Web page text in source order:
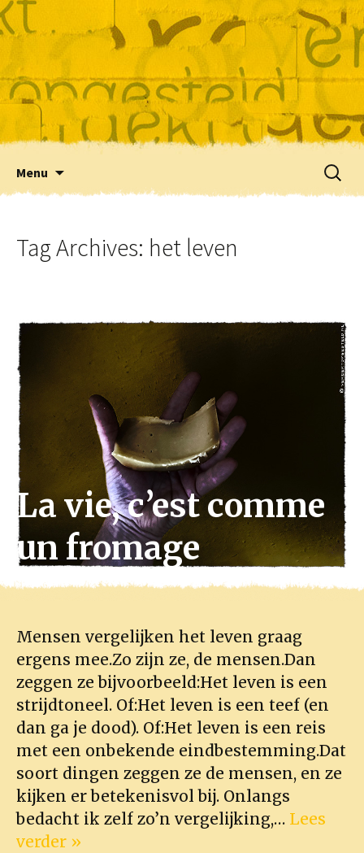
Menu
naar:
Tag Archives: het leven
La vie, c’est comme
un fromage
Mensen vergelijken het leven graag
ergens mee.Zo zijn ze, de mensen.Dan
zeggen ze bijvoorbeeld:Het leven is een
strijdtoneel. Of:Het leven is een teef (en
dan ga je dood). Of:Het leven is een reis
met een onbekende eindbestemming.Dat
soort dingen zeggen ze de mensen, en ze
kijken er betekenisvol bij. Onlangs
bedacht ik zelf zo’n vergelijking,… Lees
verder »